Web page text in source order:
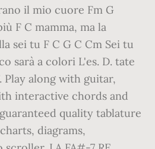
il mio cuore Fm G
F C mamma, ma la
sei tu F C G C Cm Sei tu
sarà a colori L'es. D. tate
Play along with guitar,
interactive chords and
quality tablature
diagrams,